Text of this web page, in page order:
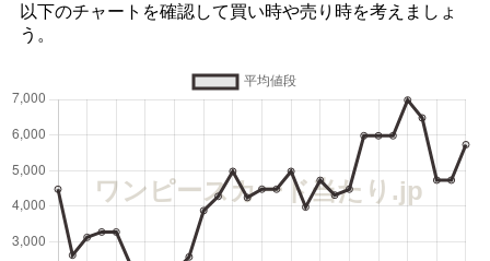
以下のチャートを確認して買い時や売り時を考えましょ
う。